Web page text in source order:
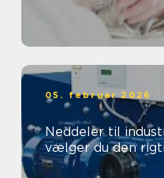
05. februar 2026
Neddeler til
vælger du den